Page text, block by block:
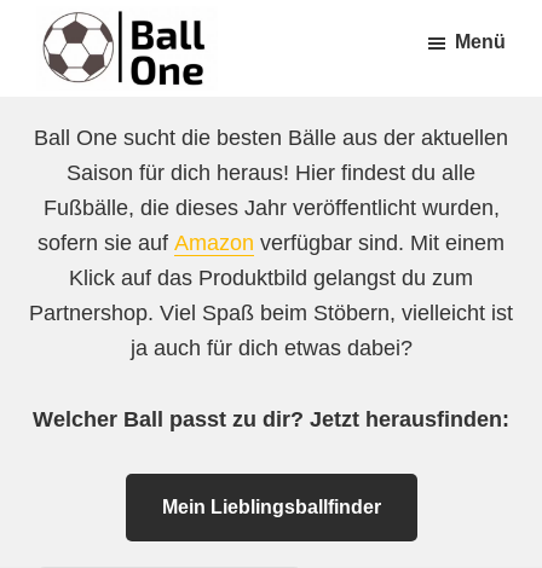
Inhalt
springen
Fußzeile
springen
One
Fußball!
Menü
Ball One sucht die besten Bälle aus der aktuellen
Saison für dich heraus! Hier findest du alle
Fußbälle, die dieses Jahr veröffentlicht wurden,
sofern sie auf Amazon verfügbar sind. Mit einem
Klick auf das Produktbild gelangst du zum
Partnershop. Viel Spaß beim Stöbern, vielleicht ist
ja auch für dich etwas dabei?
Welcher Ball passt zu dir? Jetzt herausfinden:
Mein Lieblingsballfinder